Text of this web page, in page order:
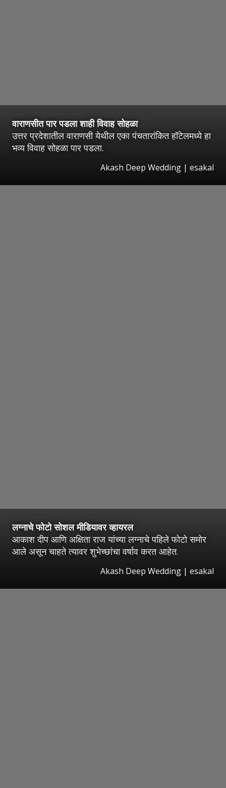
वाराणसीत पार पडला शाही विवाह सोहळा
उत्तर प्रदेशातील वाराणसी येथील एका पंचतारांकित हॉटेलमध्ये हा
भव्य विवाह सोहळा पार पडला.
Akash Deep Wedding | esakal
लग्नाचे फोटो सोशल मीडियावर व्हायरल
आकाश दीप आणि अक्षिता राज यांच्या लग्नाचे पहिले फोटो समोर
आले असून चाहते त्यावर शुभेच्छांचा वर्षाव करत आहेत.
Akash Deep Wedding | esakal